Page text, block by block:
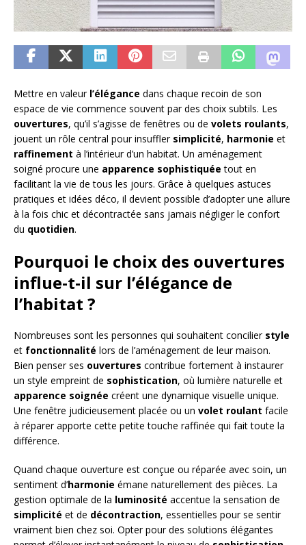
Mettre en valeur l’élégance dans chaque recoin de son
espace de vie commence souvent par des choix subtils. Les
ouvertures, qu’il s’agisse de fenêtres ou de volets roulants,
jouent un rôle central pour insuffler simplicité, harmonie et
raffinement à l’intérieur d’un habitat. Un aménagement
soigné procure une apparence sophistiquée tout en
facilitant la vie de tous les jours. Grâce à quelques astuces
pratiques et idées déco, il devient possible d’adopter une allure
à la fois chic et décontractée sans jamais négliger le confort
du quotidien.
Pourquoi le choix des ouvertures
influe-t-il sur l’élégance de
l’habitat ?
Nombreuses sont les personnes qui souhaitent concilier style
et fonctionnalité lors de l’aménagement de leur maison.
Bien penser ses ouvertures contribue fortement à instaurer
un style empreint de sophistication, où lumière naturelle et
apparence soignée créent une dynamique visuelle unique.
Une fenêtre judicieusement placée ou un volet roulant facile
à réparer apporte cette petite touche raffinée qui fait toute la
différence.
Quand chaque ouverture est conçue ou réparée avec soin, un
sentiment d’harmonie émane naturellement des pièces. La
gestion optimale de la luminosité accentue la sensation de
simplicité et de décontraction, essentielles pour se sentir
vraiment bien chez soi. Opter pour des solutions élégantes